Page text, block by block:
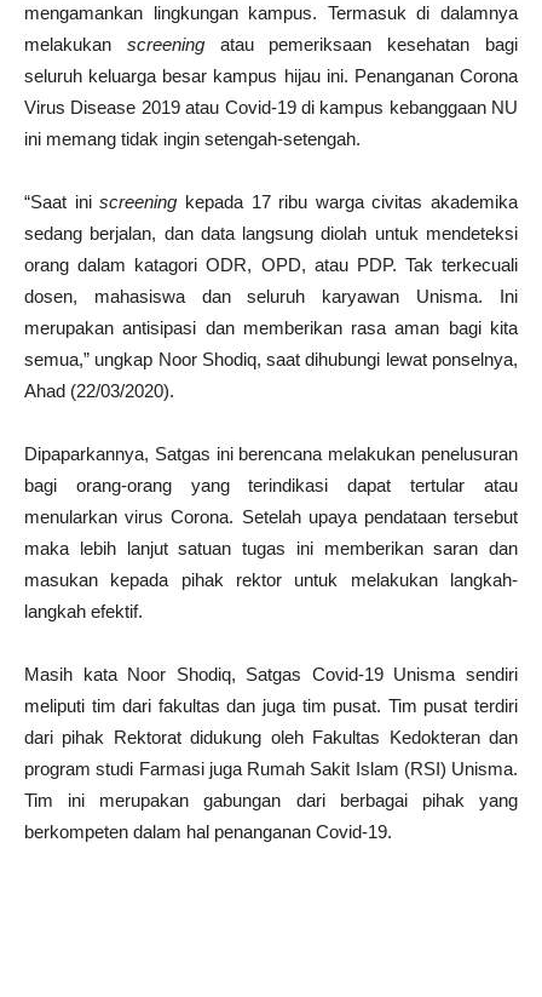
mengamankan lingkungan kampus. Termasuk di dalamnya
melakukan screeningatau pemeriksaan kesehatan bagi
seluruh keluarga besar kampus hijau ini. Penanganan Corona
Virus Disease 2019 atau Covid-19 di kampus kebanggaan NU
ini memang tidak ingin setengah-setengah.
“Saat iniscreening kepada 17 ribu warga civitas akademika
sedang berjalan, dan data langsung diolah untuk mendeteksi
orang dalam katagori ODR, OPD, atau PDP. Tak terkecuali
dosen, mahasiswa dan seluruh karyawan Unisma. Ini
merupakan antisipasi dan memberikan rasa aman bagi kita
semua,” ungkap Noor Shodiq, saat dihubungi lewat ponselnya,
Ahad (22/03/2020).
Dipaparkannya, Satgas ini berencana melakukan penelusuran
bagi orang-orang yang terindikasi dapat tertular atau
menularkan virus Corona. Setelah upaya pendataan tersebut
maka lebih lanjut satuan tugas ini memberikan saran dan
masukan kepada pihak rektor untuk melakukan langkah-
langkah efektif.
Masih kata Noor Shodiq, Satgas Covid-19 Unisma sendiri
meliputi tim dari fakultas dan juga tim pusat. Tim pusat terdiri
dari pihak Rektorat didukung oleh Fakultas Kedokteran dan
program studi Farmasi juga Rumah Sakit Islam (RSI) Unisma.
Tim ini merupakan gabungan dari berbagai pihak yang
berkompeten dalam hal penanganan Covid-19.